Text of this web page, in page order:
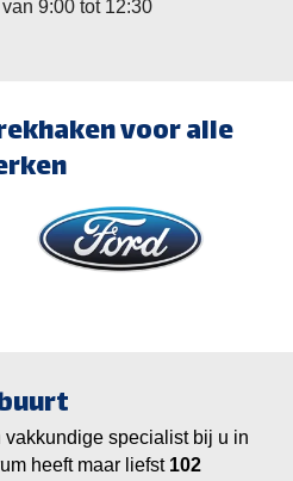
van 9:00 tot 12:30
voor alle
vakkundige specialist bij u in
heeft maar liefst